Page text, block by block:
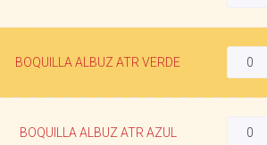
BOQUILLA ALBUZ ATR VERDE
BOQUILLA ALBUZ ATR AZUL